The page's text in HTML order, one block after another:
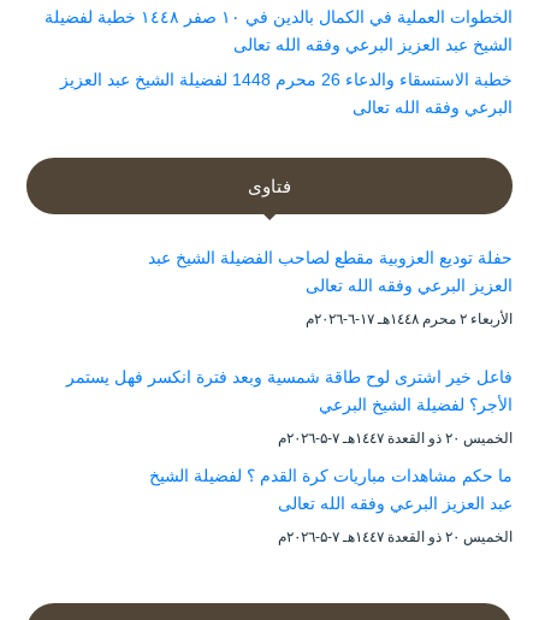
الخطوات العملية في الكمال بالدين في ١٠ صفر ١٤٤٨ خطبة لفضيلة
الشيخ عبد العزيز البرعي وفقه الله تعالى
خطبة الاستسقاء والدعاء 26 محرم 1448 لفضيلة الشيخ عبد العزيز
البرعي وفقه الله تعالى
فتاوى
حفلة توديع العزوبية مقطع لصاحب الفضيلة الشيخ عبد
العزيز البرعي وفقه الله تعالى
الأربعاء ۲ محرم ۱٤٤۸هـ ۱۷-٦-۲۰۲٦م
فاعل خير اشترى لوح طاقة شمسية وبعد فترة انكسر فهل يستمر
الأجر؟ لفضيلة الشيخ البرعي
الخميس ۲۰ ذو القعدة ۱٤٤۷هـ ۷-۵-۲۰۲٦م
ما حكم مشاهدات مباريات كرة القدم ؟ لفضيلة الشيخ
عبد العزيز البرعي وفقه الله تعالى
الخميس ۲۰ ذو القعدة ۱٤٤۷هـ ۷-۵-۲۰۲٦م